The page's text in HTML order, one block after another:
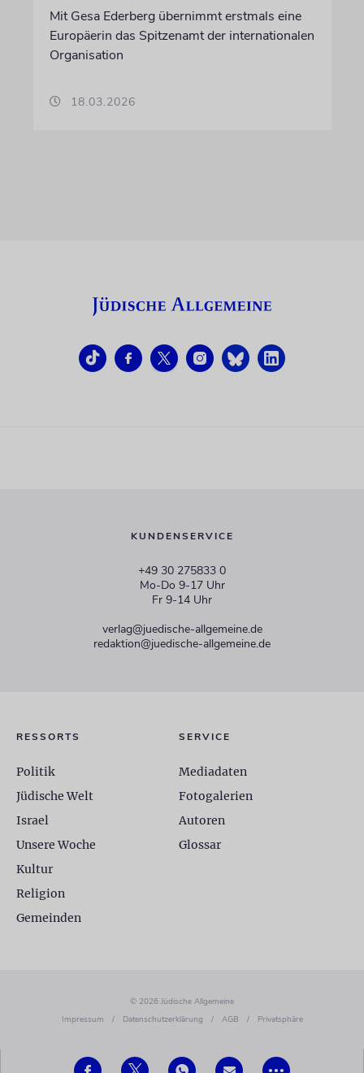
•••
Mit Gesa Ederberg übernimmt erstmals eine
Europäerin das Spitzenamt der internationalen
Organisation
18.03.2026
KUNDENSERVICE
+49 30 275833 0
Mo-Do 9-17 Uhr
Fr 9-14 Uhr
verlag@juedische-allgemeine.de
redaktion@juedische-allgemeine.de
RESSORTS
Politik
Jüdische Welt
Israel
Unsere Woche
Kultur
Religion
Gemeinden
SERVICE
Mediadaten
Fotogalerien
Autoren
Glossar
© 2026 Jüdische Allgemeine
Impressum
/ Datenschutzerklärung / AGB / Privatsphäre